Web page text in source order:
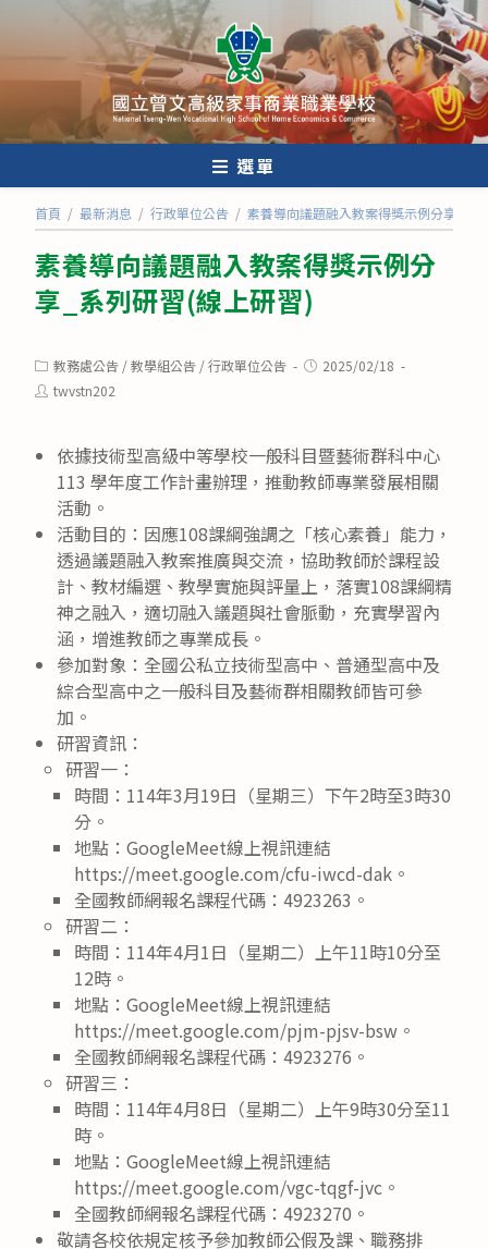
內
選單
首頁 / 最新消息 / 行政單位公告 / 素養導向議題融入教案得獎示例分享_系
素養導向議題融入教案得獎示例分
享_系列研習(線上研習)
Post
category:
教務處公告 /教學組公告 /行政單位公告
Post2025/02/18
Posttwvstn202
依據技術型高級中等學校一般科目暨藝術群科中心
113 學年度工作計畫辦理，推動教師專業發展相關
活動。
活動目的：因應108課綱強調之「核心素養」能力，
透過議題融入教案推廣與交流，協助教師於課程設
計、教材編選、教學實施與評量上，落實108課綱精
神之融入，適切融入議題與社會脈動，充實學習內
涵，增進教師之專業成長。
參加對象：全國公私立技術型高中、普通型高中及
綜合型高中之一般科目及藝術群相關教師皆可參
加。
研習資訊：
研習一：
時間：114年3月19日（星期三）下午2時至3時30
分。
地點：GoogleMeet線上視訊連結
https://meet.google.com/cfu-iwcd-dak。
全國教師網報名課程代碼：4923263。
研習二：
時間：114年4月1日（星期二）上午11時10分至
12時。
地點：GoogleMeet線上視訊連結
https://meet.google.com/pjm-pjsv-bsw。
全國教師網報名課程代碼：4923276。
研習三：
時間：114年4月8日（星期二）上午9時30分至11
時。
地點：GoogleMeet線上視訊連結
https://meet.google.com/vgc-tqgf-jvc。
全國教師網報名課程代碼：4923270。
敬請各校依規定核予參加教師公假及課、職務排